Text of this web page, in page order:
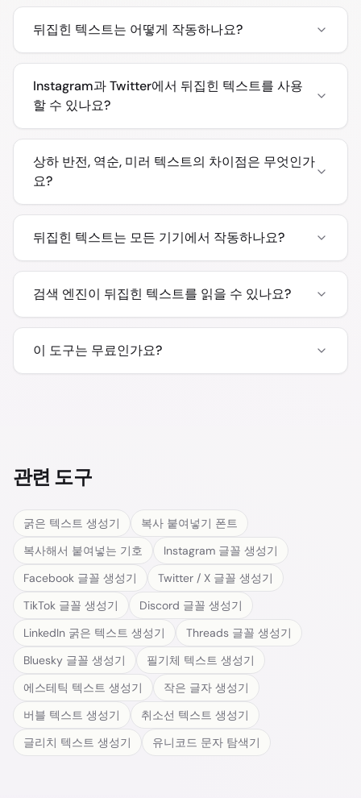
뒤집힌 텍스트는 어떻게 작동하나요?
Instagram과 Twitter에서 뒤집힌 텍스트를 사용
할 수 있나요?
상하 반전, 역순, 미러 텍스트의 차이점은 무엇인가
요?
뒤집힌 텍스트는 모든 기기에서 작동하나요?
검색 엔진이 뒤집힌 텍스트를 읽을 수 있나요?
이 도구는 무료인가요?
관련 도구
굵은 텍스트 생성기
복사 붙여넣기 폰트
복사해서 붙여넣는 기호
Instagram 글꼴 생성기
Facebook 글꼴 생성기
Twitter / X 글꼴 생성기
TikTok 글꼴 생성기
Discord 글꼴 생성기
LinkedIn 굵은 텍스트 생성기
Threads 글꼴 생성기
Bluesky 글꼴 생성기
필기체 텍스트 생성기
에스테틱 텍스트 생성기
작은 글자 생성기
버블 텍스트 생성기
취소선 텍스트 생성기
글리치 텍스트 생성기
유니코드 문자 탐색기